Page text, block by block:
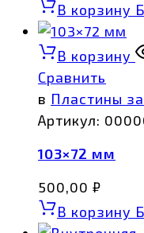
В корзину
В корзину
Сравнить
в Пластины
Артикул:
103×72 мм
500,00 ₽
В корзину